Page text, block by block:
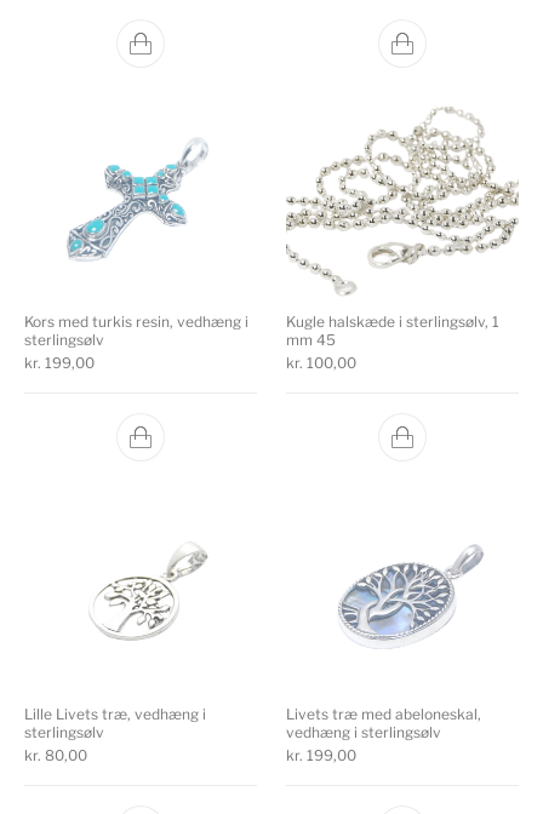
Kors med turkis resin, vedhæng i
sterlingsølv
kr. 199,00
Kugle halskæde i sterlingsølv, 1
mm 45
kr. 100,00
Lille Livets træ, vedhæng i
sterlingsølv
kr. 80,00
Livets træ med abeloneskal,
vedhæng i sterlingsølv
kr. 199,00